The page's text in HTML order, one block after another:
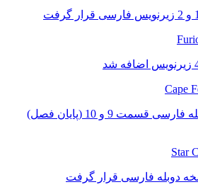
فصل 1 قسمت دوبله فارسی قسمت 9 و 10 (پایان فصل)
دوبله فارسی قرار گرفت